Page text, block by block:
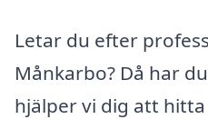
Letar du efter
Månkarbo? Då har
hjälper vi dig att